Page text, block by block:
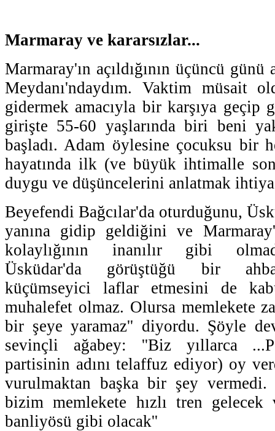
Marmaray ve kararsızlar...
Marmaray'ın açıldığının üçüncü
Meydanı'ndaydım. Vaktim müsait
gidermek amacıyla bir karşıya geçip
girişte 55-60 yaşlarında biri beni
başladı. Adam öylesine çocuksu bir
hayatında ilk (ve büyük ihtimalle
duygu ve düşüncelerini anlatmak
Beyefendi Bağcılar'da oturduğunu,
yanına gidip geldiğini ve
kolaylığının inanılır gibi
Üsküdar'da görüştüğü bir
küçümseyici laflar etmesini de
muhalefet olmaz. Olursa memlekete
bir şeye yaramaz'' diyordu. Şöyle
sevinçli ağabey: ''Biz yıllarca
partisinin adını telaffuz ediyor) oy
vurulmaktan başka bir şey vermedi.
bizim memlekete hızlı tren gelecek
banliyösü gibi olacak''